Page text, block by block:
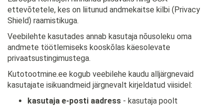
ettevõtetele, kes on liitunud andmekaitse kilbi (Privacy
Shield) raamistikuga.
Veebilehte kasutades annab kasutaja nõusoleku oma
andmete töötlemiseks kooskõlas käesolevate
privaatsustingimustega.
Kutotootmine.ee kogub veebilehe kaudu alljärgnevaid
kasutajate isikuandmeid järgnevalt kirjeldatud viisidel:
kasutaja e-posti aadress - kasutaja poolt